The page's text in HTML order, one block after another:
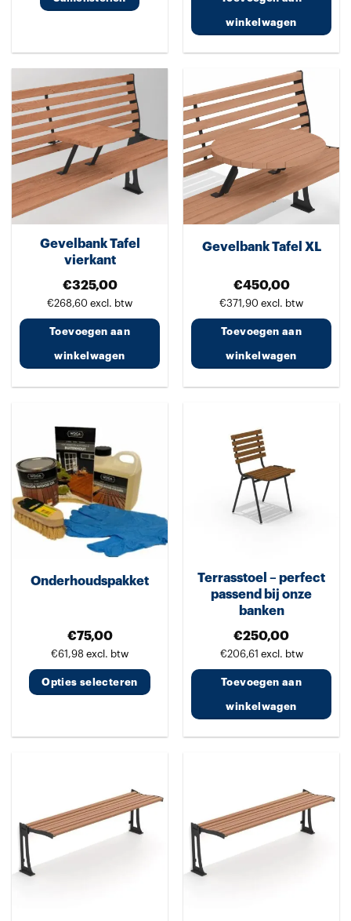
heeft
meerdere
variaties.
Deze
optie
kan
worden
op
de
productpagina
winkelwagen
Gevelbank Tafel
vierkant
€325,00
€268,60 excl. btw
Toevoegen aan
winkelwagen
Gevelbank Tafel XL
€450,00
€371,90 excl. btw
Toevoegen aan
winkelwagen
Onderhoudspakket
€75,00
€61,98 excl. btw
Opties selecteren
meerdere
variaties.
Terrasstoel – perfect
passend bij onze
banken
€250,00
€206,61 excl. btw
Toevoegen aan
winkelwagen